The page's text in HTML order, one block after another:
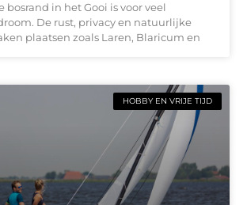
bosrand in het Gooi is voor veel
De rust, privacy en natuurlijke
plaatsen zoals Laren, Blaricum en
HOBBY EN VRIJE TIJD